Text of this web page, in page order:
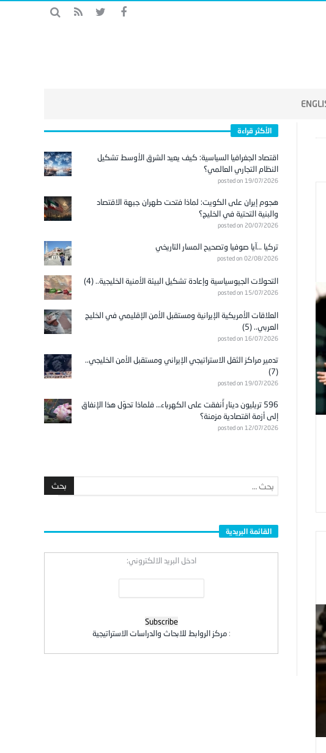
الأكثر قراءة
اقتصاد الجغرافيا السياسية: كيف يعيد الشرق الأوسط تشكيل
النظام التجاري العالمي؟
posted on 19/07/2026
هجوم إيران على الكويت: لماذا فتحت طهران جبهة الاقتصاد
والبنية التحتية في الخليج؟
posted on 20/07/2026
تركيا …آيا صوفيا وتصحيح المسار التاريخي
posted on 02/08/2026
التحولات الجيوسياسية وإعادة تشكيل البيئة الأمنية الخليجية.. (4)
posted on 15/07/2026
العلاقات الأمريكية الإيرانية ومستقبل الأمن الإقليمي في الخليج
العربي.. (5)
posted on 16/07/2026
تدمير مراكز الثقل الاستراتيجي الإيراني ومستقبل الأمن الخليجي..
(7)
posted on 19/07/2026
596 تريليون دينار أُنفقت على الكهرباء… فلماذا تحوّل هذا الإنفاق
إلى أزمة اقتصادية مزمنة؟
posted on 12/07/2026
القائمة البريدية
ادخل البريد الالكتروني:
:مركز الروابط للابحاث والدراسات الاستراتيجية